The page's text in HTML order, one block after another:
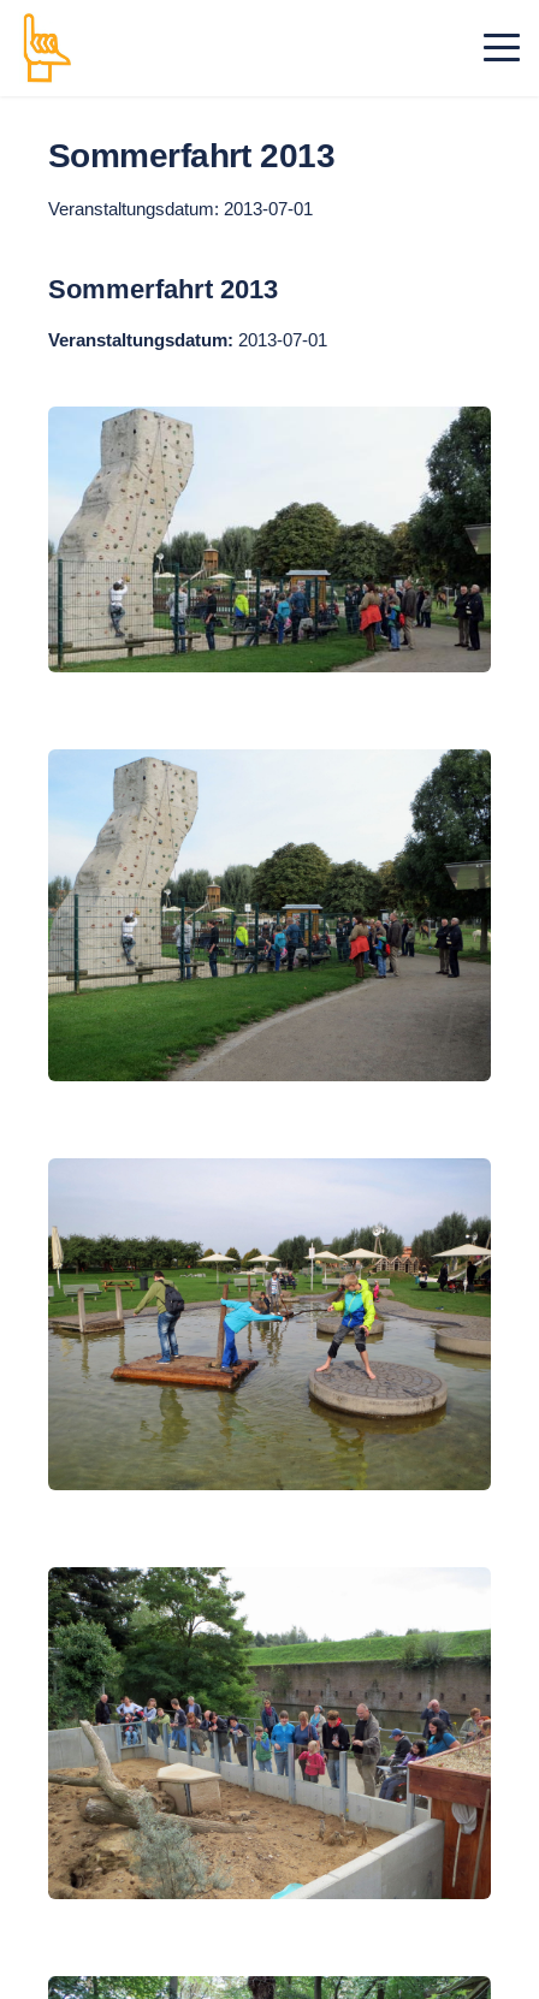
Sommerfahrt 2013
Veranstaltungsdatum: 2013-07-01
Sommerfahrt 2013
Veranstaltungsdatum: 2013-07-01